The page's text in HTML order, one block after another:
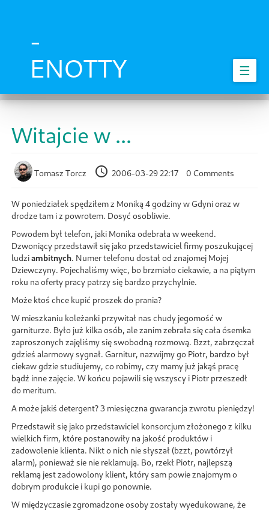
-
ENOTTY
☰
Witajcie w ...
Tomasz Torcz 2006-03-29 22:17 0 Comments
W poniedziałek spędziłem z Moniką 4 godziny w Gdyni oraz w
drodze tam i z powrotem. Dosyć osobliwie.
Powodem był telefon, jaki Monika odebrała w weekend.
Dzwoniący przedstawił się jako przedstawiciel firmy poszukującej
ludziambitnych. Numer telefonu dostał od znajomej Mojej
Dziewczyny. Pojechaliśmy więc, bo brzmiało ciekawie, a na piątym
roku na oferty pracy patrzy się bardzo przychylnie.
Może ktoś chce kupić proszek do prania?
W mieszkaniu koleżanki przywitał nas chudy jegomość w
garniturze. Było już kilka osób, ale zanim zebrała się cała ósemka
zaproszonych zajęliśmy się swobodną rozmową. Bzzt, zabrzęczał
gdzieś alarmowy sygnał. Garnitur, nazwijmy go Piotr, bardzo był
ciekaw gdzie studiujemy, co robimy, czy mamy już jakąś pracę
bądź inne zajęcie. W końcu pojawili się wszyscy i Piotr przeszedł
do meritum.
A może jakiś detergent? 3 miesięczna gwarancja zwrotu pieniędzy!
Przedstawił się jako przedstawiciel konsorcjum złożonego z kilku
wielkich firm, które postanowiły na jakość produktów i
zadowolenie klienta. Nikt o nich nie słyszał (bzzt, powtórzył
alarm), ponieważ sie nie reklamują. Bo, rzekł Piotr, najlepszą
reklamą jest zadowolony klient, który sam powie znajomym o
dobrym produkcie i kupi go ponownie.
W międzyczasie zgromadzone osoby zostały wyedukowane, że